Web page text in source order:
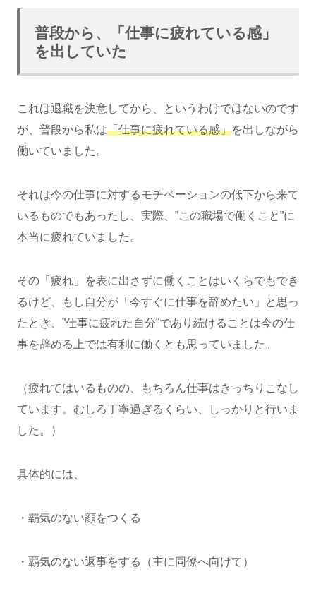
普段から、「仕事に疲れている感」
を出していた
これは退職を決意してから、というわけではないのです
が、普段から私は「仕事に疲れている感」を出しながら
働いていました。
それは今の仕事に対するモチベーションの低下から来て
いるものでもあったし、実際、”この職場で働くこと”に
本当に疲れていました。
その「疲れ」を表に出さずに働くことはいくらでもでき
るけど、もし自分が「今すぐに仕事を辞めたい」と思っ
たとき、”仕事に疲れた自分”であり続けることは今の仕
事を辞める上では有利に働くとも思っていました。
（疲れてはいるものの、もちろん仕事はきっちりこなし
ています。むしろ丁寧過ぎるくらい、しっかりと行いま
した。）
具体的には、
・覇気のない顔をつくる
・覇気のない返事をする（主に同僚へ向けて）